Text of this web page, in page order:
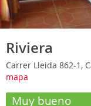
Riviera
Carrer Lleida 862-1,
mapa
Muy bueno